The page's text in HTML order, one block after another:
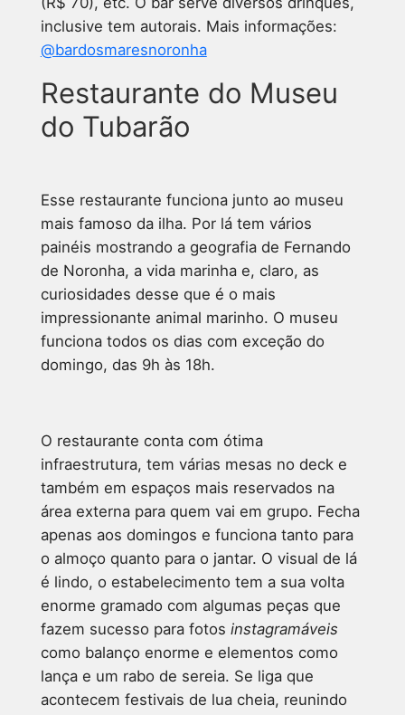
inclusive tem autorais. Mais informações:
@bardosmaresnoronha
Restaurante do Museu
do Tubarão
Esse restaurante funciona junto ao museu
mais famoso da ilha. Por lá tem vários
painéis mostrando a geografia de Fernando
de Noronha, a vida marinha e, claro, as
curiosidades desse que é o mais
impressionante animal marinho. O museu
funciona todos os dias com exceção do
domingo, das 9h às 18h.
O restaurante conta com ótima
infraestrutura, tem várias mesas no deck e
também em espaços mais reservados na
área externa para quem vai em grupo. Fecha
apenas aos domingos e funciona tanto para
o almoço quanto para o jantar. O visual de lá
é lindo, o estabelecimento tem a sua volta
enorme gramado com algumas peças que
fazem sucesso para fotos instagramáveis
como balanço enorme e elementos como
lança e um rabo de sereia. Se liga que
acontecem festivais de lua cheia, reunindo